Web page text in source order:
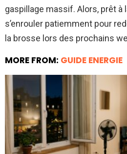
gaspillage massif. Alors, prêt à
s’enrouler patiemment pour
la brosse lors des prochains
MORE FROM: GUIDE ENERGIE